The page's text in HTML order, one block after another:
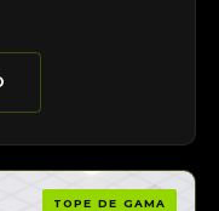
TOPE DE GAMA